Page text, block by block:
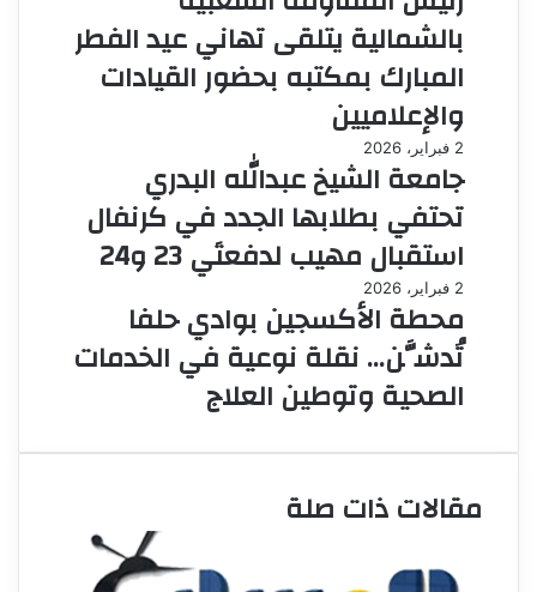
بالشمالية يتلقى تهاني عيد الفطر
المبارك بمكتبه بحضور القيادات
والإعلاميين
2 فبراير، 2026
جامعة الشيخ عبدالله البدري
تحتفي بطلابها الجدد في كرنفال
استقبال مهيب لدفعتَي 23 و24
2 فبراير، 2026
محطة الأكسجين بوادي حلفا
تُدشَّن… نقلة نوعية في الخدمات
الصحية وتوطين العلاج
مقالات ذات صلة